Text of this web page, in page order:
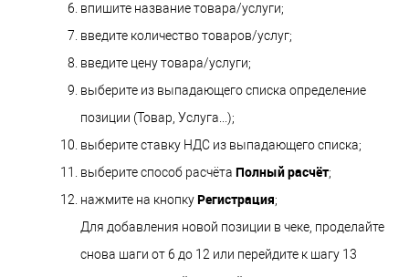
впишите название товара/услуги;
введите количество товаров/услуг;
введите цену товара/услуги;
выберите из выпадающего списка определение
позиции (Товар, Услуга...);
выберите ставку НДС из выпадающего списка;
выберите способ расчёта Полный расчёт;
нажмите на кнопку Регистрация;
Для добавления новой позиции в чеке, проделайте
снова шаги от 6 до 12 или перейдите к шагу 13